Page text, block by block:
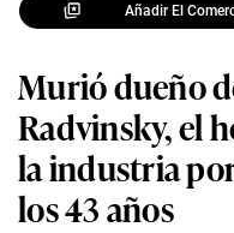
Añadir El
Murió dueño
Radvinsky, el
la industria
los 43 años